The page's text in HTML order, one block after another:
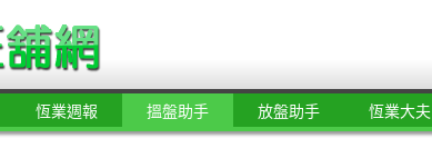
恆業週報 搵盤助手 放盤助手 恆業大夫